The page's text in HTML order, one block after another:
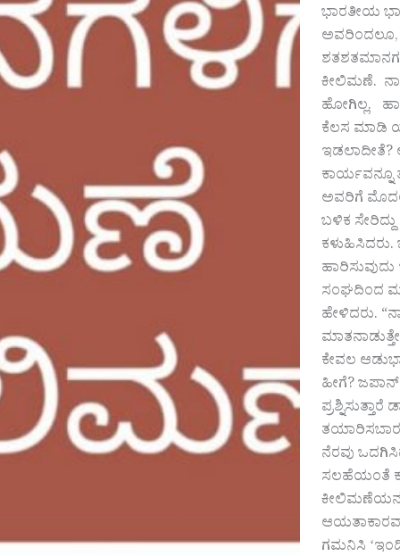
ಭಾರತೀಯ
ಅವರಿಂದಲೂ,
ಕೀಲಿಮಣೆ.
ಹೋಗಿಲ್ಲ.
ಕೆಲಸ ಮಾಡಿ
ಇಡಲಾದೀತೆ?
ಕಾರ್ಯವನ್ನೂ
ಅವರಿಗೆ
ಬಳಿಕ
ಸಂಘದಿಂದ
ಹೇಳಿದರು.
ಕೇವಲ
ಹೀಗೆ?
ನೆರವು
ಸಲಹೆಯಂತೆ
ಗಮನಿಸಿ